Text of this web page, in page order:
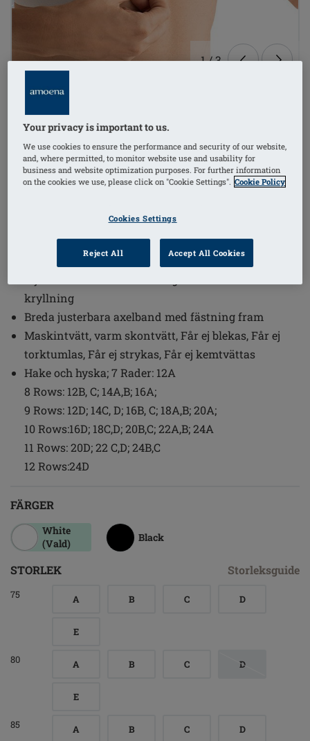
1/3
Beställningsnummer: 0778 Sarah SB
SEK739.00
Dubbelfodrad med högt bomullsinehåll
Mjukt fleeceband placerat i ryggen gör att Amoena
(Kompressionsbälte säljes separat)
Formade kupor och platta sömmar minskar
kryllning
Breda justerbara axelband med fästning fram
Maskintvätt, varm skontvätt, Får ej blekas, Får ej
torktumlas, Får ej strykas, Får ej kemtvättas
Hake och hyska; 7 Rader: 12A
8 Rows: 12B, C; 14A,B; 16A;
9 Rows: 12D; 14C, D; 16B, C; 18A,B; 20A;
10 Rows:16D; 18C,D; 20B,C; 22A,B; 24A
11 Rows: 20D; 22 C,D; 24B,C
12 Rows:24D
FÄRGER
White
(Vald)
Black
STORLEK Storleksguide
75 A B C D
E
80 A B C D
E
85 A B C D
Your privacy is important to us.
We use cookies to ensure the performance and security of our website,
and, where permitted, to monitor website use and usability for
business and website optimization purposes. For further information
on the cookies we use, please click on "Cookie Settings". Cookie Policy
Cookies Settings
Reject All Accept All Cookies